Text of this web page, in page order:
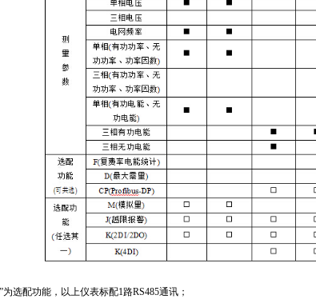
为选配功能，以上仪表标配1路RS485通讯；